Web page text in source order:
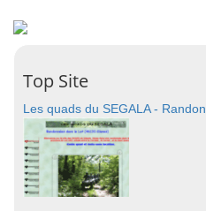
Top Site
Les quads du SEGALA -